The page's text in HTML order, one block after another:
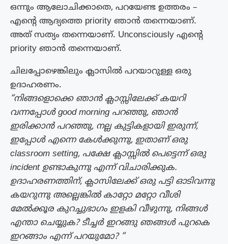
ഒന്നും ആലോചിക്കാതെ, പറയേണ്ട ഉത്തരം –
എന്റെ ആദ്യത്തെ priority ഞാൻ തന്നെയാണ്.
അത് സത്യം തന്നെയാണ്. Unconsciously എന്റെ
priority ഞാൻ തന്നെയാണ്.
ചിലപ്പോഴെങ്കിലും ക്ലാസിൽ പറയാറുള്ള ഒരു
ഉദാഹരണം.
“നിങ്ങളൊക്കെ ഞാൻ ക്ലാസ്സിലേക്ക് കയറി
വന്നപ്പോൾ good morning പറഞ്ഞു, ഞാൻ
ഇരിക്കാൻ പറഞ്ഞു, നല്ല കുട്ടികളായി ഇരുന്ന്,
ഇപ്പോൾ എന്നെ കേൾക്കുന്നു, ഇതാണ് ഒരു
classroom setting, പക്ഷേ ക്ലാസ്സിൽ പെട്ടെന്ന് ഒരു
incident ഉണ്ടാകുന്നു എന്ന് വിചാരിക്കുക.
ഉദാഹരണത്തിന്, ക്ലാസിലേക്ക് ഒരു പട്ടി ഓടിവന്നു
കയറുന്നു അല്ലെങ്കിൽ കാറ്റോ മറ്റോ വീശി
മേൽക്കൂര കുറച്ചുഭാഗം ഇളകി വീഴുന്നു, നിങ്ങൾ
എന്താ ചെയ്യുക? ടീച്ചർ ഇറങ്ങു ഞങ്ങൾ പുറകെ
ഇറങ്ങാം എന്ന് പറയുമോ? “